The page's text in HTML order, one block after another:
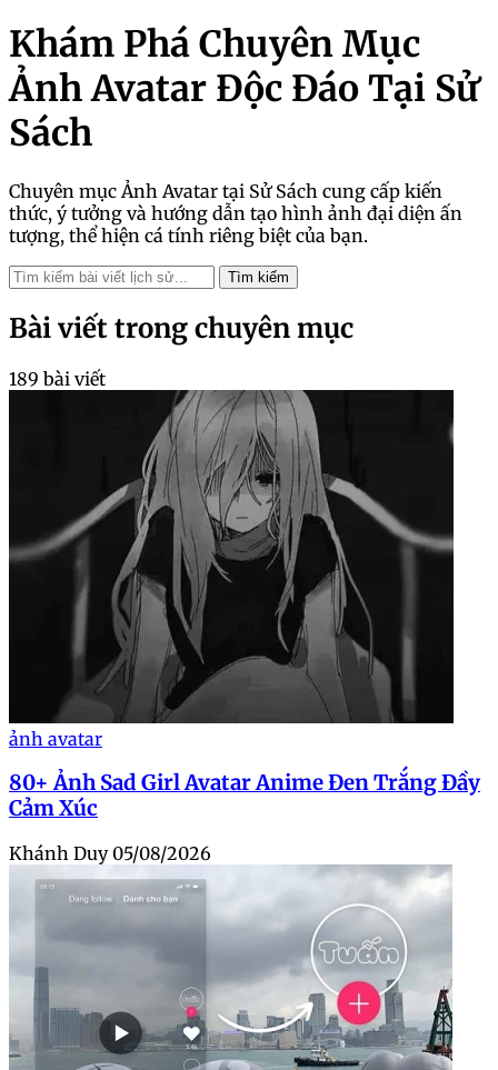
Khám Phá Chuyên Mục
Ảnh Avatar Độc Đáo Tại Sử
Sách
Chuyên mục Ảnh Avatar tại Sử Sách cung cấp kiến
thức, ý tưởng và hướng dẫn tạo hình ảnh đại diện ấn
tượng, thể hiện cá tính riêng biệt của bạn.
Tìm kiếm
Bài viết trong chuyên mục
189 bài viết
ảnh avatar
80+ Ảnh Sad Girl Avatar Anime Đen Trắng Đầy
Cảm Xúc
Khánh Duy 05/08/2026